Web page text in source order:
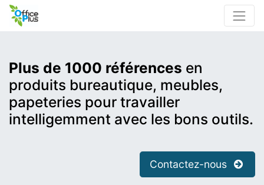
Plus de 1000 références en
produits bureautique, meubles,
papeteries pour travailler
intelligemment avec les bons outils.
Contactez-nous